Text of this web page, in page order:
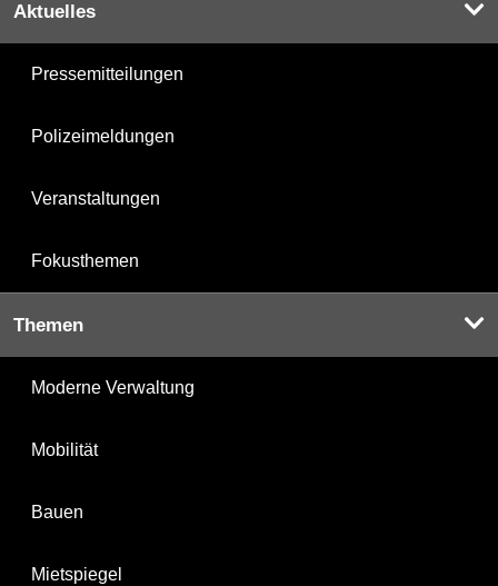
Aktuelles
Pressemitteilungen
Polizeimeldungen
Veranstaltungen
Fokusthemen
Themen
Moderne Verwaltung
Mobilität
Bauen
Mietspiegel